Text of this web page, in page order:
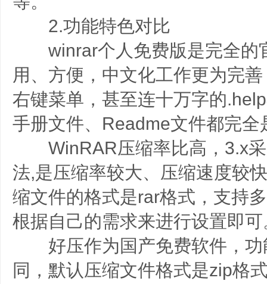
2.功能特色对比
winrar个人免费版是完全的
用、方便，中文化工作更为完
右键菜单，甚至连十万字的
手册文件、Readme文件都完全
WinRAR压缩率比高，3.x采
法,是压缩率较大、压缩速度较
缩文件的格式是rar格式，支持
根据自己的需求来进行设置即可
好压作为国产免费软件，功
同，默认压缩文件格式是zip格